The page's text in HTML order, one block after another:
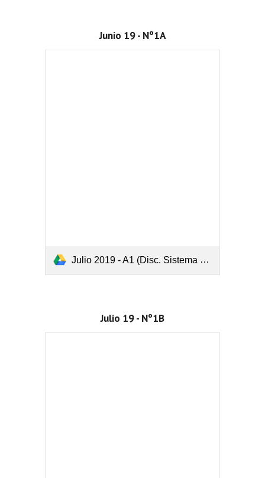
Junio 19 - Nº1A
Julio 2019 - A1 (Disc. Sistema y Crarmer o Gauss).pdf
Julio 19 - Nº1B